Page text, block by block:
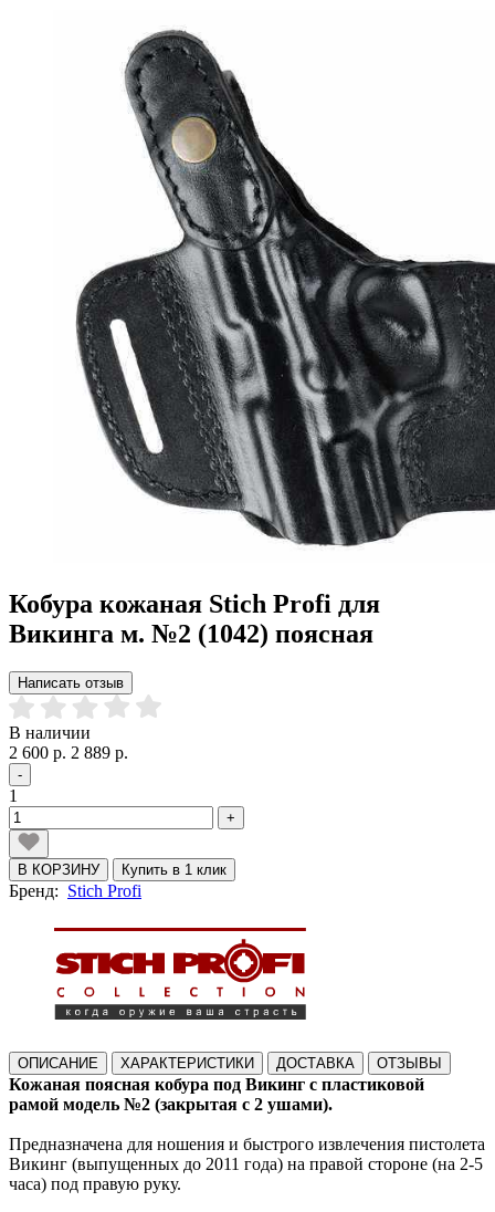
Кобура кожаная Stich Profi для
Викинга м. №2 (1042) поясная
Написать отзыв
В наличии
2 600 р. 2 889 р.
-
1
+
В КОРЗИНУ Купить в 1 клик
Бренд: Stich Profi
ОПИСАНИЕ ХАРАКТЕРИСТИКИ ДОСТАВКА ОТЗЫВЫ
Кожаная поясная кобура под Викинг с пластиковой
рамой модель №2 (закрытая с 2 ушами).
Предназначена для ношения и быстрого извлечения пистолета
Викинг (выпущенных до 2011 года) на правой стороне (на 2-5
часа) под правую руку.